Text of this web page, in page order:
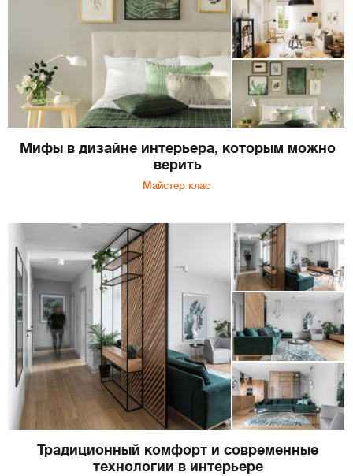
Мифы в дизайне интерьера, которым можно
верить
Майстер клас
Традиционный комфорт и современные
технологии в интерьере